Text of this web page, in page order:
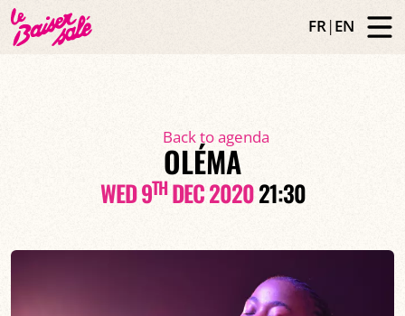
FR|EN
Back to agenda
OLÉMA
WED 9THDEC 202021:30